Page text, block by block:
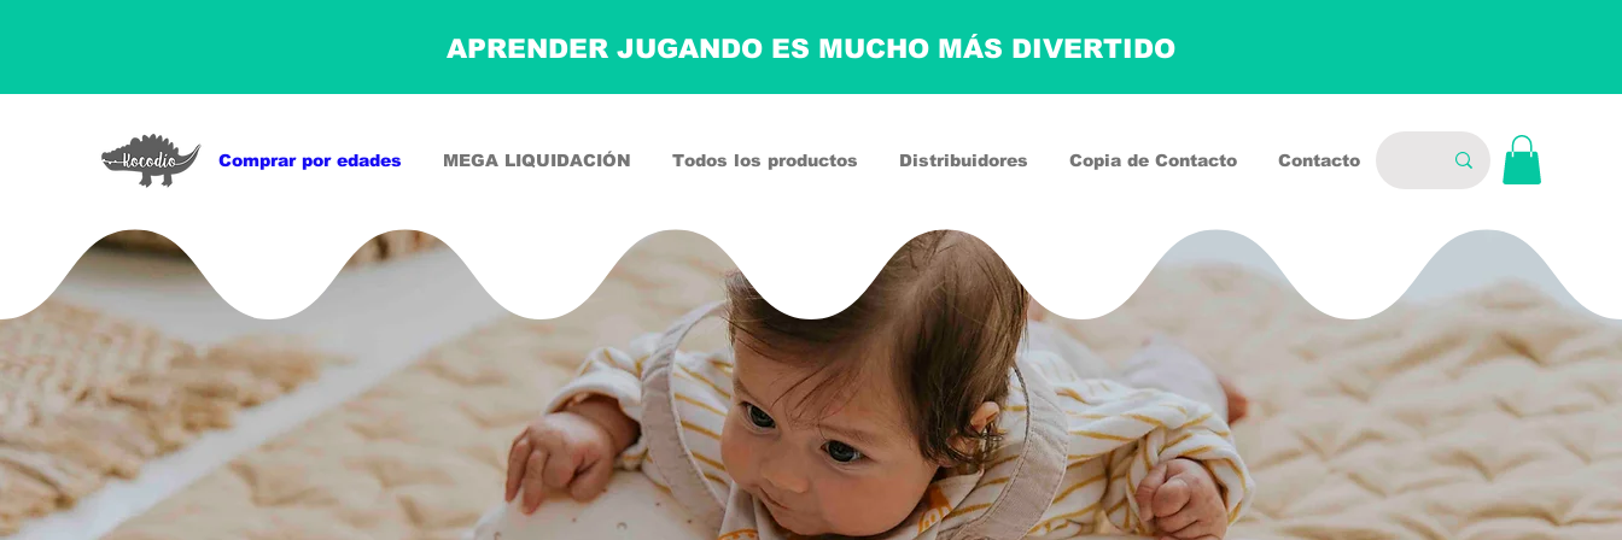
APRENDER JUGANDO ES MUCHO MÁS DIVERTIDO
Comprar por edades MEGA LIQUIDACIÓN Todos los productos Distribuidores Copia de Contacto Contacto